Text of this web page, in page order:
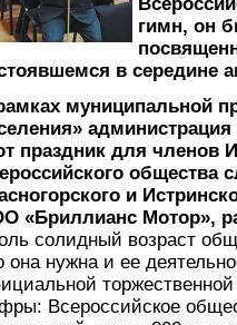
гимн, он
в середине
муниципальной
администрация
праздник для членов
общества
и
«Бриллианс Мотор»,
солидный возраст
она нужна и ее
Всероссийское